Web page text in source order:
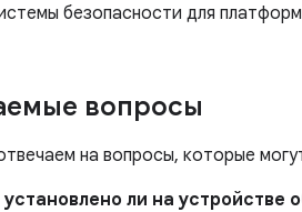
безопасности для
вопросы
на вопросы, которые
ли на устройстве